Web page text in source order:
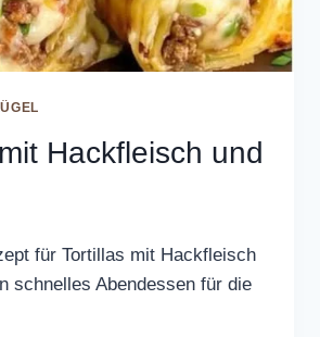
Hackfleisch und
für Tortillas mit Hackfleisch
schnelles Abendessen für die